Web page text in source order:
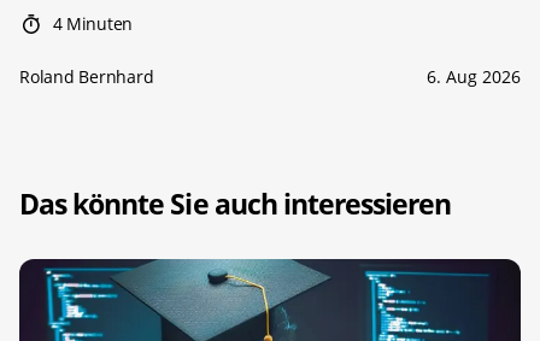
4 Minuten
Roland Bernhard 6. Aug 2026
Das könnte Sie auch interessieren